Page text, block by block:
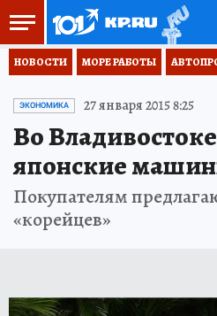
НОВОСТИ МОРЕ РАБОТЫ
ЭКОНОМИКА 27 января 2015 8:25
Во
японские
Покупателям
«корейцев»